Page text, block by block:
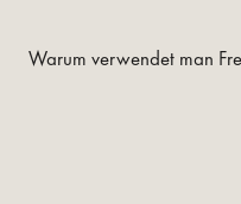
Warum verwendet man